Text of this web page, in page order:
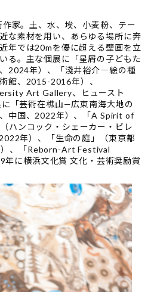
家。土、水、埃、小麦粉、テー
な素材を用い、あらゆる場所に奔
年では20mを優に超える壁画を立
る。主な個展に「星屑の子どもた
2024年）、「淺井裕介―絵の種
館、2015-2016年）、
Art Gallery、ヒュースト
「芸術在樵山—広東南海大地の
中国、2022年）、「A Spirit of
ハンコック・シェーカー・ビレ
年）、「生命の庭」（東京都
、「Reborn-Art Festival
に横浜文化賞 文化・芸術奨励賞